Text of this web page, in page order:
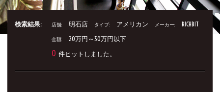
検索結果: 店舗: 明石店 タイプ: アメリカン メーカー: RICHBIT
金額: 20万円～30万円以下
0 件ヒットしました。